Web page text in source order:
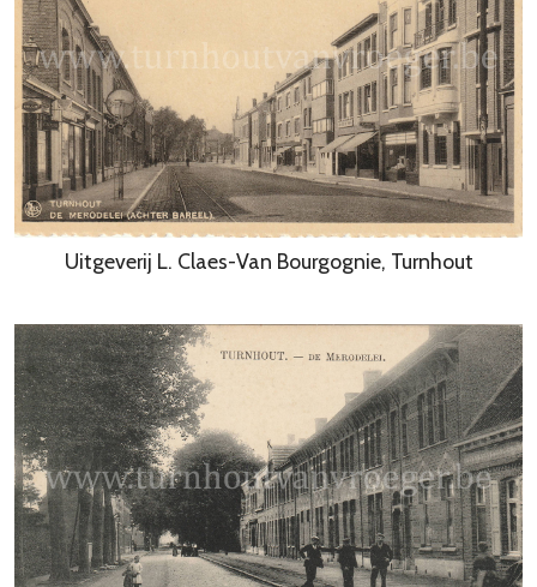
Uitgeverij L. Claes-Van Bourgognie, Turnhout